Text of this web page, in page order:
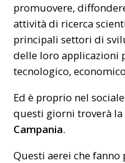
promuovere,
attività di ricerca
principali settori di
delle loro applicazioni
tecnologico,
Ed è proprio nel
questi giorni troverà la
Campania.
Questi aerei che